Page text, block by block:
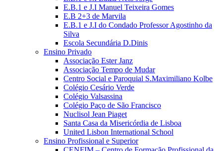
E.B.1 e J.I Manuel Teixeira Gomes
E.B 2+3 de Marvila
E.B.1 e J.I do Condado Professor Agostinho da
Silva
Escola Secundária D.Dinis
Ensino Privado
Associação Ester Janz
Associação Tempo de Mudar
Centro Social e Paroquial S.Maximiliano Kolbe
Colégio Cesário Verde
Colégio Valsassina
Colégio Paço de São Francisco
Nuclisol Jean Piaget
Santa Casa da Misericórdia de Lisboa
United Lisbon International School
Ensino Profissional e Superior